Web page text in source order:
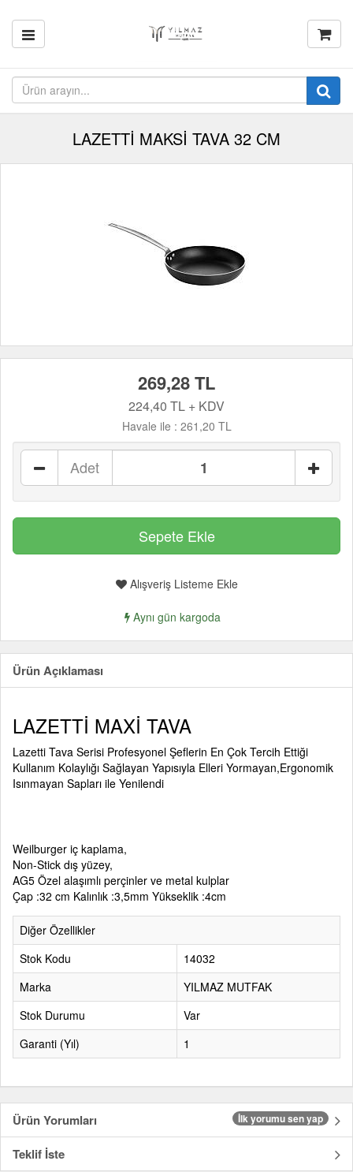
LAZETTİ MAKSİ TAVA 32 CM
269,28 TL
224,40 TL + KDV
Havale ile : 261,20 TL
Adet
Alışveriş Listeme Ekle
Aynı gün kargoda
Ürün Açıklaması
LAZETTİ MAXİ TAVA
Lazetti Tava Serisi Profesyonel Şeflerin En Çok Tercih Ettiği
Kullanım Kolaylığı Sağlayan Yapısıyla Elleri Yormayan,Ergonomik
Isınmayan Sapları ile Yenilendi
Weilburger iç kaplama,
Non-Stick dış yüzey,
AG5 Özel alaşımlı perçinler ve metal kulplar
Çap :32 cm Kalınlık :3,5mm Yükseklik :4cm
Diğer Özellikler
Stok Kodu
14032
Marka
YILMAZ MUTFAK
Stok Durumu
Var
Garanti (Yıl)
1
Ürün Yorumları İlk yorumu sen yap
Teklif İste